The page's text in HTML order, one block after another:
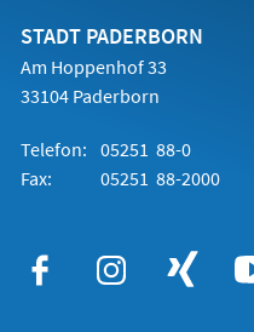
STADT PADERBORN
Am Hoppenhof 33
33104 Paderborn
Telefon: 05251 88-0
Fax:
05251 88-2000